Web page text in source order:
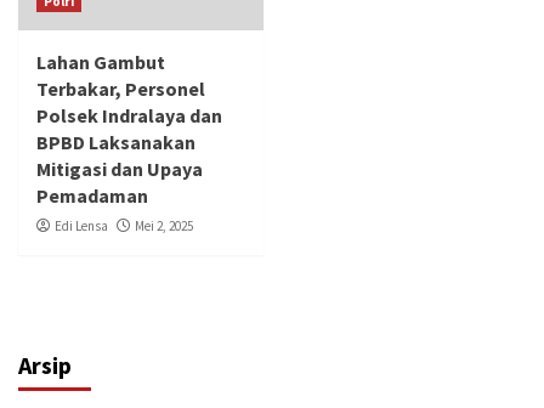
Lahan Gambut
Terbakar, Personel
Polsek Indralaya dan
BPBD Laksanakan
Mitigasi dan Upaya
Pemadaman
Edi Lensa Mei 2, 2025
Arsip